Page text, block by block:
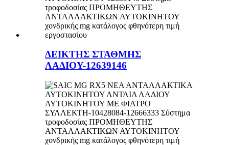
ΔΕΙΚΤΗΣ ΣΤΑΘΜΗΣ
ΛΑΔΙΟΥ-12639146